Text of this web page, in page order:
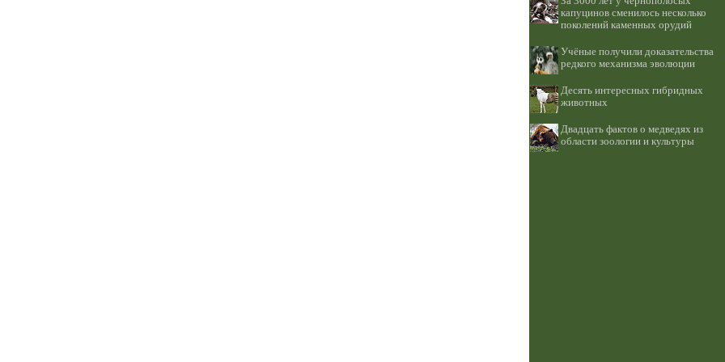
капуцинов сменилось несколько
поколений каменных орудий
Учёные получили доказательства
редкого механизма эволюции
Десять интересных гибридных
животных
Двадцать фактов о медведях из
области зоологии и культуры